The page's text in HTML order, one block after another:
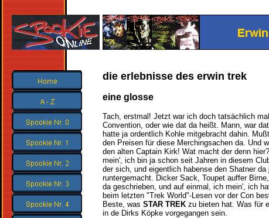
die erlebnisse des erwin trek
eine glosse
Tach, erstmal! Jetzt war ich doch tatsächlich
Convention, oder wie dat da heißt. Mann, war
hatte ja ordentlich Kohle mitgebracht dahin.
den Preisen für diese Merchingsachen da. Und
den alten Captain Kirk! Wat macht der denn
mein', ich bin ja schon seit Jahren in diesem
der sich, und eigentlich habense den Shatner da
runtergemacht. Dicker Sack, Toupet auffer
da geschrieben, und auf einmal, ich mein', ich
beim letzten "Trek World"-Lesen vor der Con
Beste, was STAR TREK zu bieten hat. Was für
in de Dirks Köpke vorgegangen sein.